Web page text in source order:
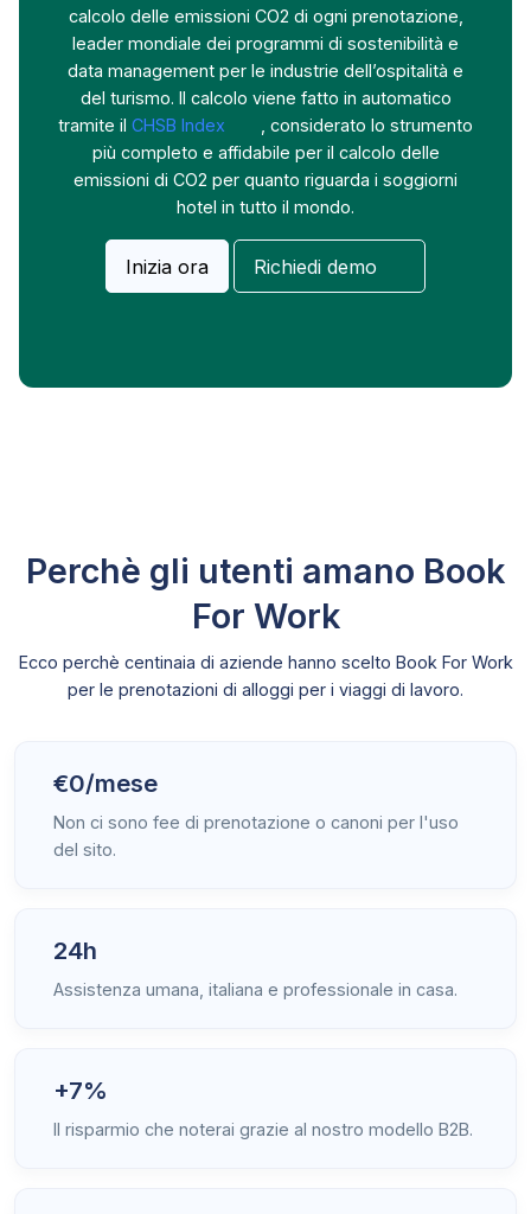
calcolo delle emissioni CO2 di ogni prenotazione,
leader mondiale dei programmi di sostenibilità e
data management per le industrie dell’ospitalità e
del turismo. Il calcolo viene fatto in automatico
tramite il CHSB Index
, considerato lo strumento
più completo e affidabile per il calcolo delle
emissioni di CO2 per quanto riguarda i soggiorni
hotel in tutto il mondo.
Inizia ora Richiedi demo
Perchè gli utenti amano Book
For Work
Ecco perchè centinaia di aziende hanno scelto Book For Work
per le prenotazioni di alloggi per i viaggi di lavoro.
€0/mese
Non ci sono fee di prenotazione o canoni per l'uso
del sito.
24h
Assistenza umana, italiana e professionale in casa.
+7%
Il risparmio che noterai grazie al nostro modello B2B.